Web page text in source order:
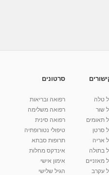
10:17
קמח
צ'י
טלה
שור
תאומים
סרטן
אריה
בתולה
מאזניים
עקרב
סרטונים
רפואה ובריאות
רפואה משלימה
רפואה סינית
טיפולי נטורופתיה
תרופות סבתא
אינדקס מחלות
אימון אישי
הגיל שלישי